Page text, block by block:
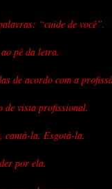
“cuide de você”.
pé da letra.
de acordo com a
vista profissional.
cantá-la. Esgotá-la.
por ela.